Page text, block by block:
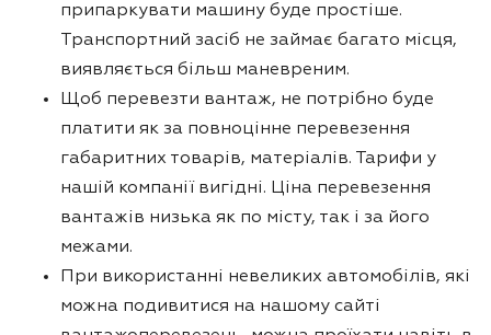
припаркувати машину буде простіше.
Транспортний засіб не займає багато місця,
виявляється більш маневреним.
Щоб перевезти вантаж, не потрібно буде
платити як за повноцінне перевезення
габаритних товарів, матеріалів. Тарифи у
нашій компанії вигідні. Ціна перевезення
вантажів низька як по місту, так і за його
межами.
При використанні невеликих автомобілів, які
можна подивитися на нашому сайті